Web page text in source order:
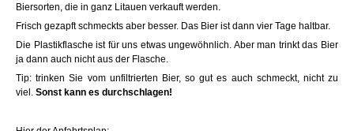
Biersorten, die in ganz Litauen verkauft werden.
Frisch gezapft schmeckts aber besser. Das Bier ist dann vier Tage haltbar.
Die Plastikflasche ist für uns etwas ungewöhnlich. Aber man trinkt das Bier
ja dann auch nicht aus der Flasche.
Tip: trinken Sie vom unfiltrierten Bier, so gut es auch schmeckt, nicht zu
viel. Sonst kann es durchschlagen!